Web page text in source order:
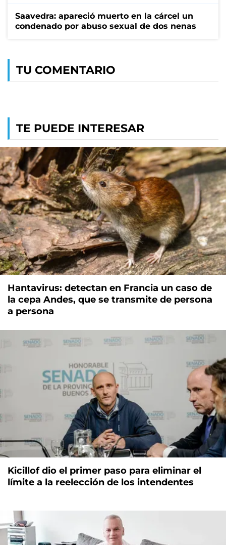
Saavedra: apareció muerto en la cárcel un
condenado por abuso sexual de dos nenas
TU COMENTARIO
TE PUEDE INTERESAR
Hantavirus: detectan en Francia un caso de
la cepa Andes, que se transmite de persona
a persona
Kicillof dio el primer paso para eliminar el
límite a la reelección de los intendentes